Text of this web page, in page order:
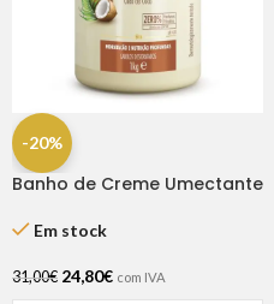
-20%
Banho de Creme Umectante
Em stock
31,00€ 24,80€ com IVA